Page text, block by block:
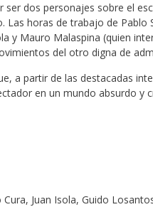
dos personajes sobre el
Las horas de trabajo de
y Mauro Malaspina (quien
del otro digna de
a partir de las destacadas
en un mundo absurdo y
Juan Isola, Guido